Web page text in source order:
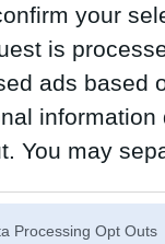
your
is
ads based
You may
Processing Opt Outs